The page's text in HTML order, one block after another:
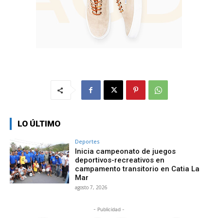
LO ÚLTIMO
Deportes
Inicia campeonato de juegos
deportivos-recreativos en
campamento transitorio en Catia La
Mar
agosto 7, 2026
- Publicidad -